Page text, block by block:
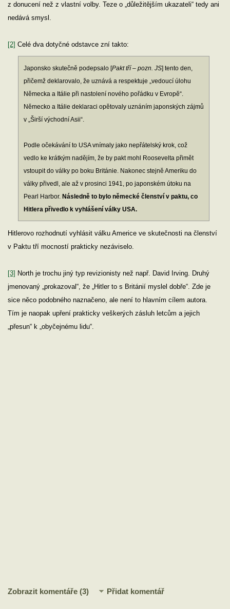
z donucení než z vlastní volby. Teze o „důležitějším ukazateli“ tedy ani
nedává smysl.
[2] Celé dva dotyčné odstavce zní takto:
Japonsko skutečně podepsalo [Pakt tří – pozn. JS] tento den,
přičemž deklarovalo, že uznává a respektuje „vedoucí úlohu
Německa a Itálie při nastolení nového pořádku v Evropě“.
Německo a Itálie deklaraci opětovaly uznáním japonských zájmů
v „Širší východní Asii“.
Podle očekávání to USA vnímaly jako nepřátelský krok, což
vedlo ke krátkým nadějím, že by pakt mohl Roosevelta přimět
vstoupit do války po boku Británie. Nakonec stejně Ameriku do
války přivedl, ale až v prosinci 1941, po japonském útoku na
Pearl Harbor. Následně to bylo německé členství v paktu, co
Hitlera přivedlo k vyhlášení války USA.
Hitlerovo rozhodnutí vyhlásit válku Americe ve skutečnosti na členství
v Paktu tří mocností prakticky nezáviselo.
[3] North je trochu jiný typ revizionisty než např. David Irving. Druhý
jmenovaný „prokazoval“, že „Hitler to s Británií myslel dobře“. Zde je
sice něco podobného naznačeno, ale není to hlavním cílem autora.
Tím je naopak upření prakticky veškerých zásluh letcům a jejich
„přesun“ k „obyčejnému lidu“.
Zobrazit komentáře (3) Přidat komentář